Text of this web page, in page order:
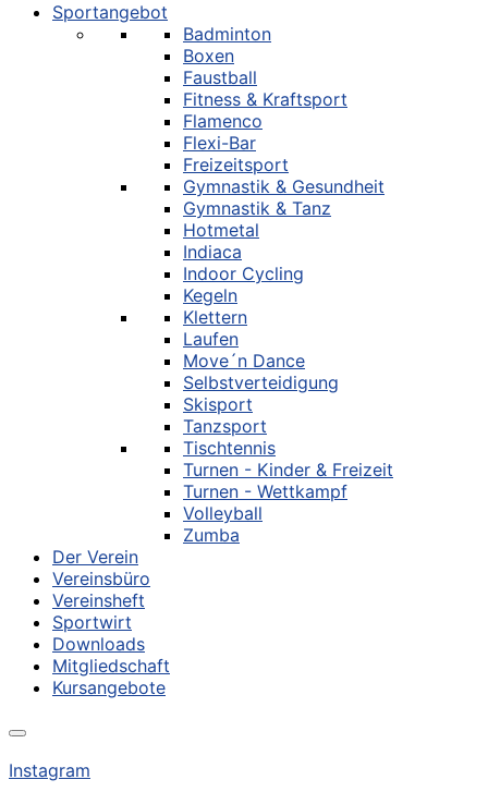
Sportangebot
Badminton
Boxen
Faustball
Fitness & Kraftsport
Flamenco
Flexi-Bar
Freizeitsport
Gymnastik & Gesundheit
Gymnastik & Tanz
Hotmetal
Indiaca
Indoor Cycling
Kegeln
Klettern
Laufen
Move´n Dance
Selbstverteidigung
Skisport
Tanzsport
Tischtennis
Turnen - Kinder & Freizeit
Turnen - Wettkampf
Volleyball
Zumba
Der Verein
Vereinsbüro
Vereinsheft
Sportwirt
Downloads
Mitgliedschaft
Kursangebote
Instagram